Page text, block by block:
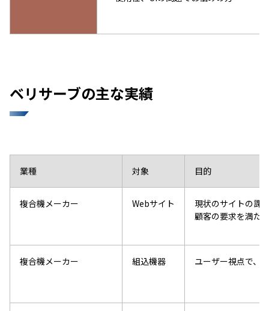
ベリサーブの主な実績
業種 対象 目的
複合機メーカー Webサイト
現状のサイトの課
顧客の要求を満た
複合機メーカー 組込機器 ユーザー視点で、